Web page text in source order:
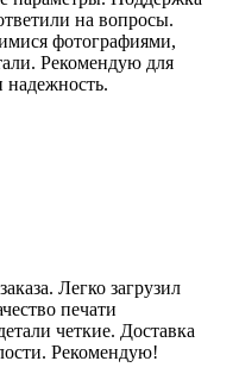
на вопросы.
фотографиями,
Рекомендую для
надежность.
Легко загрузил
печати
четкие. Доставка
Рекомендую!